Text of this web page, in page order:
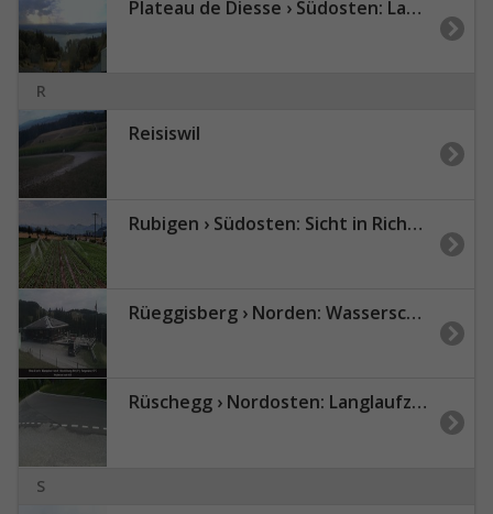
Plateau de Diesse › Südosten: Lake Biel
R
Reisiswil
Rubigen › Südosten: Sicht in Richtung Berner Oberland
Rüeggisberg › Norden: Wasserscheide - Gurnigel Pass
Rüschegg › Nordosten: Langlaufzentrum Gantrisch
S